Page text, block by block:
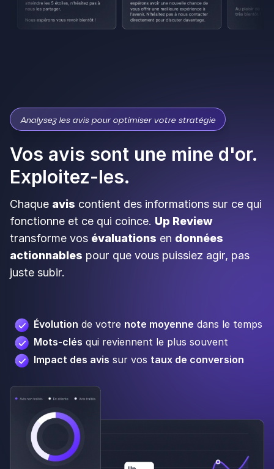
Analysez les avis pour optimiser votre stratégie
Vos avis sont une mine d'or.
Exploitez-les.
Chaque avis contient des informations sur ce qui
fonctionne et ce qui coince. Up Review
transforme vos évaluations en données
actionnables pour que vous puissiez agir, pas
juste subir.
Évolution de votre note moyenne dans le temps
Mots-clés qui reviennent le plus souvent
Impact des avis sur vos taux de conversion